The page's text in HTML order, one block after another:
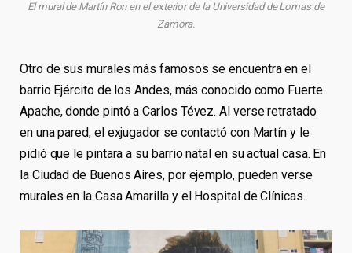
El mural de Martín Ron en el exterior de la Universidad de Lomas de
Zamora.
Otro de sus murales más famosos se encuentra en el
barrio Ejército de los Andes, más conocido como Fuerte
Apache, donde pintó a Carlos Tévez. Al verse retratado
en una pared, el exjugador se contactó con Martín y le
pidió que le pintara a su barrio natal en su actual casa. En
la Ciudad de Buenos Aires, por ejemplo, pueden verse
murales en la Casa Amarilla y el Hospital de Clínicas.